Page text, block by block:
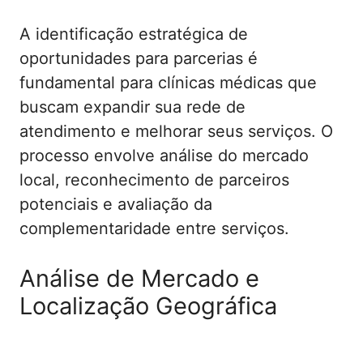
A identificação estratégica de
oportunidades para parcerias é
fundamental para clínicas médicas que
buscam expandir sua rede de
atendimento e melhorar seus serviços. O
processo envolve análise do mercado
local, reconhecimento de parceiros
potenciais e avaliação da
complementaridade entre serviços.
Análise de Mercado e
Localização Geográfica